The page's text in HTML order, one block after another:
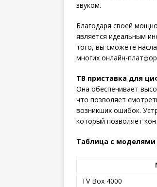
звуком.
Благодаря своей
является идеальным
того, вы сможете
многих онлайн-
ТВ приставка для
Она обеспечивает
что позволяет
возникших ошибок.
который позволяет
Таблица с моделями
TV Box 4000